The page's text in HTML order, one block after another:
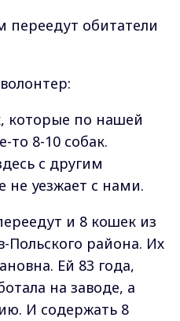
обитатели
которые по нашей
то 8-10 собак.
с другим
не уезжает с нами.
и 8 кошек из
района. Их
Ей 83 года,
на заводе, а
И содержать 8